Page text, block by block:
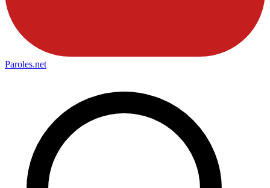
Paroles.net